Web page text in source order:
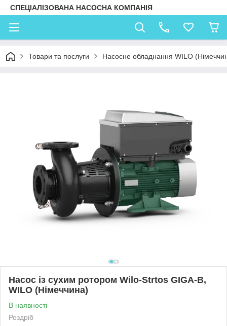
СПЕЦІАЛІЗОВАНА НАСОСНА КОМПАНІЯ
Товари та послуги Насосне обладнання WILO
Насос із сухим ротором Wilo-Strtos GIGA-B,
WILO (Німеччина)
В наявності
Роздріб